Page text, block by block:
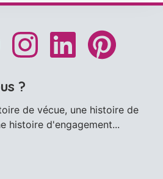
?
de vécue, une histoire de
histoire d'engagement...